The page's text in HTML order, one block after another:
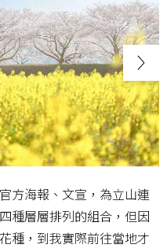
方海報、文宣，為立山連
種層層排列的組合，但因
種，到我實際前往當地才